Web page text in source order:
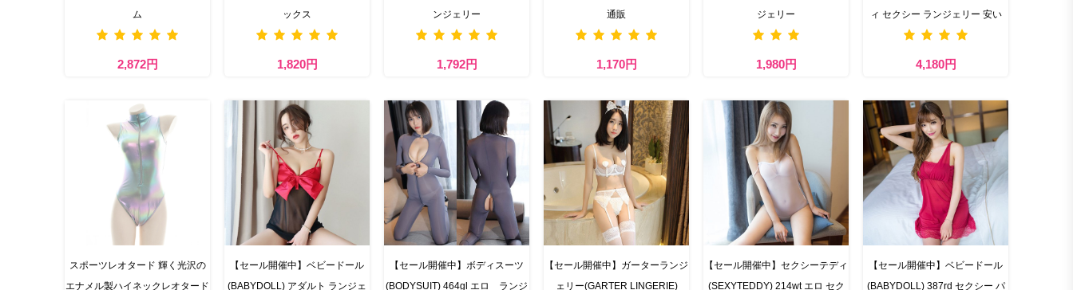
ム
2,872円
ックス
1,820円
ンジェリー
1,792円
通販
1,170円
ジェリー
1,980円
ィ セクシー ランジェリー 安い
4,180円
スポーツレオタード 輝く光沢の
エナメル製ハイネックレオタード
【セール開催中】ベビードール
(BABYDOLL) アダルト ランジェ
【セール開催中】ボディスーツ
(BODYSUIT) 464gl エロ ランジ
【セール開催中】ガーターランジ
ェリー(GARTER LINGERIE)
【セール開催中】セクシーテディ
(SEXYTEDDY) 214wt エロ セク
【セール開催中】ベビードール
(BABYDOLL) 387rd セクシー パ